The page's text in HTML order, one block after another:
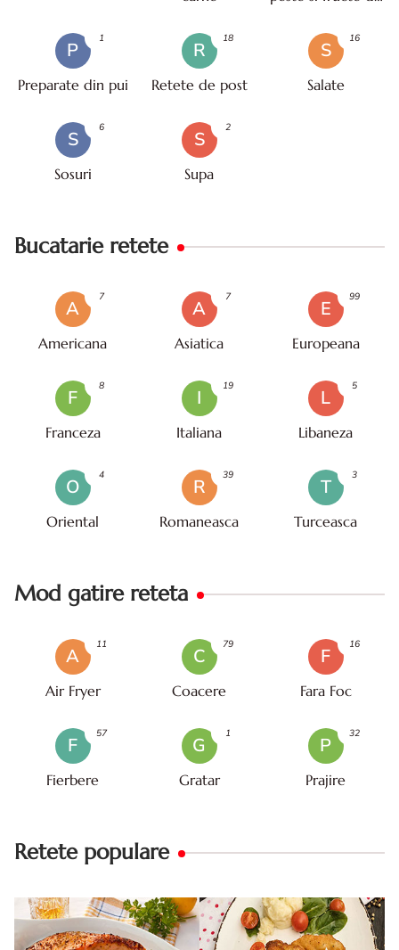
P
Preparate din pui
1
R
Retete de post
18
S
Salate
16
S
Sosuri
6
S
Supa
2
Bucatarie retete
A
Americana
7
A
Asiatica
7
E
Europeana
99
F
Franceza
8
I
Italiana
19
L
Libaneza
5
O
Oriental
4
R
Romaneasca
39
T
Turceasca
3
Mod gatire reteta
A
Air Fryer
11
C
Coacere
79
F
Fara Foc
16
F
Fierbere
57
G
Gratar
1
P
Prajire
32
Retete populare